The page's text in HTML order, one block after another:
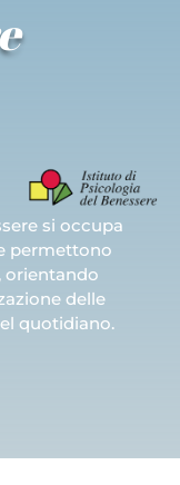
si occupa
permettono
orientando
delle
quotidiano.